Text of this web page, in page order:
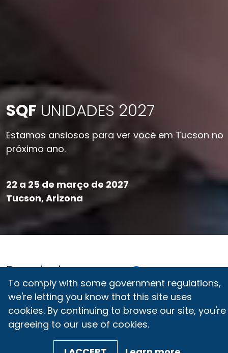
SQF UNIDADES 2027
Estamos ansiosos para ver você em Tucson no
próximo ano.
22 a 25 de março de 2027
Tucson, Arizona
Reunindo-se paraSegurança
de Alimentos
O SQF Unites reúne profissionais de segurança
de alimentos, fabricantes, varejistas e
especialistas em certificação de todo o
To comply with some government regulations,
we're letting you know that this site uses
cookies. By continuing to browse our site, you're
agreeing to our use of cookies.